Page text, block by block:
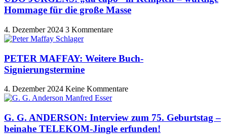
Hommage für die große Masse
4. Dezember 2024 3 Kommentare
PETER MAFFAY: Weitere Buch-
Signierungstermine
4. Dezember 2024 Keine Kommentare
G. G. ANDERSON: Interview zum 75. Geburtstag –
beinahe TELEKOM-Jingle erfunden!